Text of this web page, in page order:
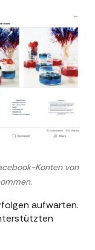
Konten von
aufwarten.